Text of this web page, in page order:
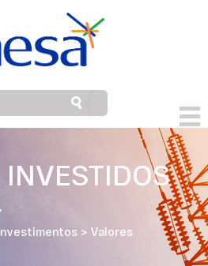
INVESTIDOS
> Valores